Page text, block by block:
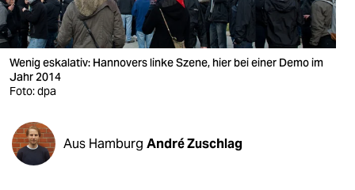
wahrheit
verlag
verlag
shop
fragen & hilfe
Wenig eskalativ: Hannovers linke Szene, hier bei einer Demo im
Jahr 2014
Foto: dpa
Aus Hamburg André Zuschlag